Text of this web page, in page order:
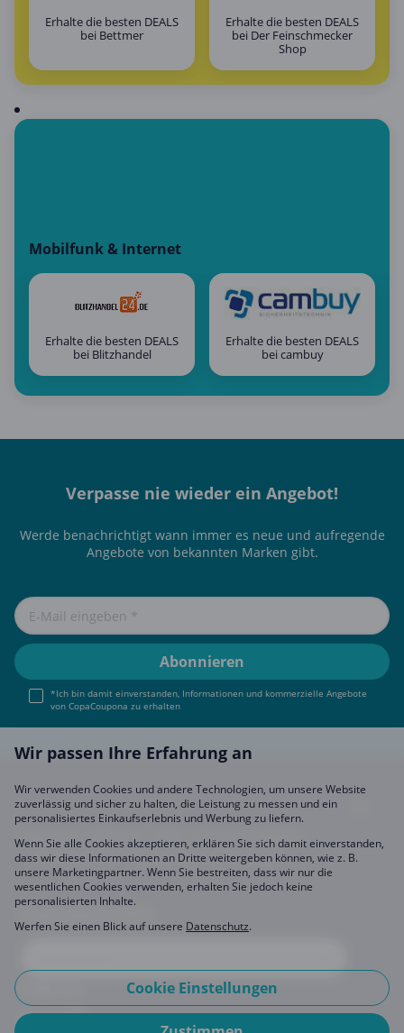
Erhalte die besten DEALS
bei Bettmer
Erhalte die besten DEALS
bei Der Feinschmecker
Shop
Mobilfunk & Internet
Erhalte die besten DEALS
bei Blitzhandel
Erhalte die besten DEALS
bei cambuy
Verpasse nie wieder ein Angebot!
Werde benachrichtigt wann immer es neue und aufregende
Angebote von bekannten Marken gibt.
*Ich bin damit einverstanden, Informationen und kommerzielle Angebote
von CopaCoupona zu erhalten
Impressum About Us FAQ
Sich Uns Anschließen
Partner werden
Datenschutz Einstellungen
Wir passen Ihre Erfahrung an
Wir verwenden Cookies und andere Technologien, um unsere Website
zuverlässig und sicher zu halten, die Leistung zu messen und ein
personalisiertes Einkaufserlebnis und Werbung zu liefern.
Wenn Sie alle Cookies akzeptieren, erklären Sie sich damit einverstanden,
dass wir diese Informationen an Dritte weitergeben können, wie z. B.
unsere Marketingpartner. Wenn Sie bestreiten, dass wir nur die
wesentlichen Cookies verwenden, erhalten Sie jedoch keine
personalisierten Inhalte.
Werfen Sie einen Blick auf unsere Datenschutz.
Cookie Einstellungen